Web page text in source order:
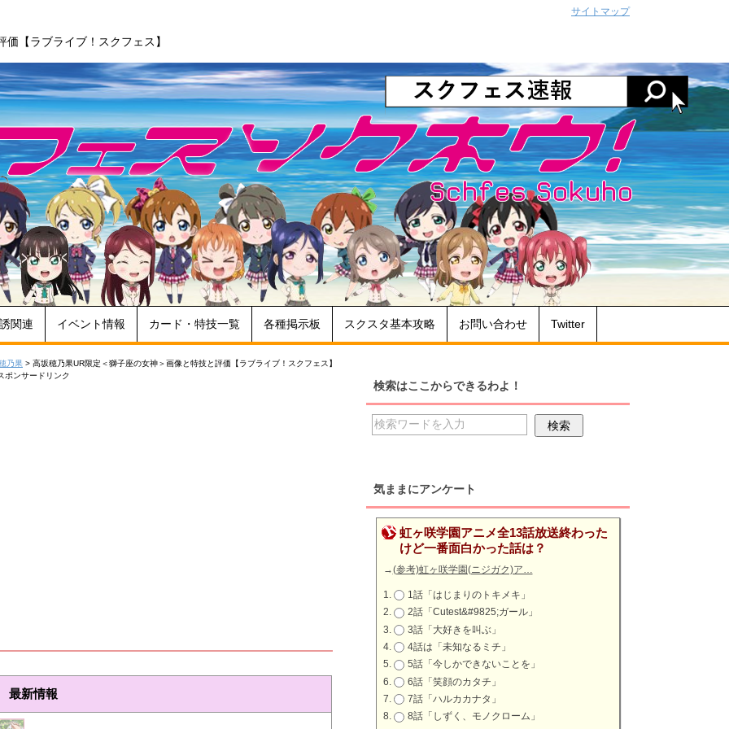
【ラブライブ！スクフェス】
関連 イベント情報 カード・特技一覧 各種掲示板 スクスタ基本攻略 お問い合わせ Twitter
乃果 > 高坂穂乃果UR限定＜獅子座の女神＞画像と特技と評価【ラブライブ！スクフェス】
ポンサードリンク
最新情報
検索はここからできるわよ！
気ままにアンケート
虹ヶ咲学園アニメ全13話放送終わった
けど一番面白かった話は？
→(参考)虹ヶ咲学園(ニジガク)ア…
1話「はじまりのトキメキ」
2話「Cutest&#9825;ガール」
3話「大好きを叫ぶ」
4話は「未知なるミチ」
5話「今しかできないことを」
6話「笑顔のカタチ」
7話「ハルカカナタ」
8話「しずく、モノクローム」
サイトマップ